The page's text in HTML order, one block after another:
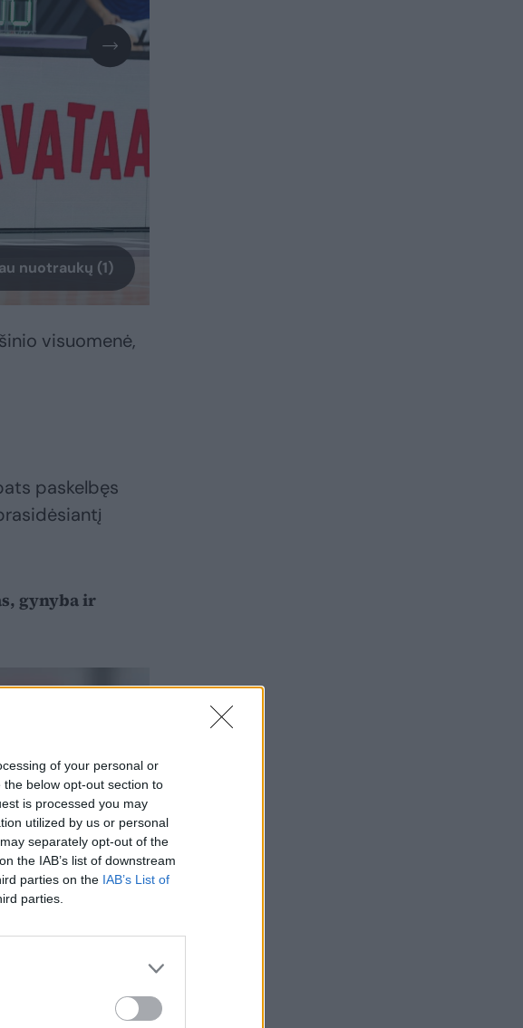
of your personal or
below opt-out section to
is processed you may
utilized by us or personal
separately opt-out of the
the IAB’s list of downstream
parties on the IAB’s List of
parties.
nuotraukų (1)
visuomenė,
paskelbęs
gynyba ir